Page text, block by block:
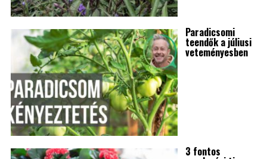
Paradicsomi
teendők a júliusi
veteményesben
3 fontos